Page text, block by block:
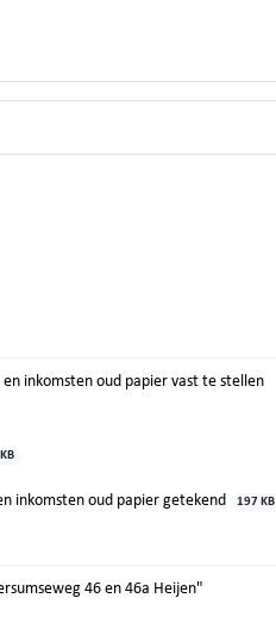
inkomsten oud papier vast te stellen
inkomsten oud papier getekend 197 KB
46 en 46a Heijen"